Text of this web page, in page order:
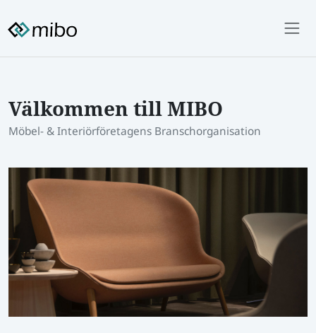
Välkommen till MIBO
Möbel- & Interiörföretagens Branschorganisation